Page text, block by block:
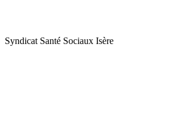
Syndicat Santé Sociaux Isère